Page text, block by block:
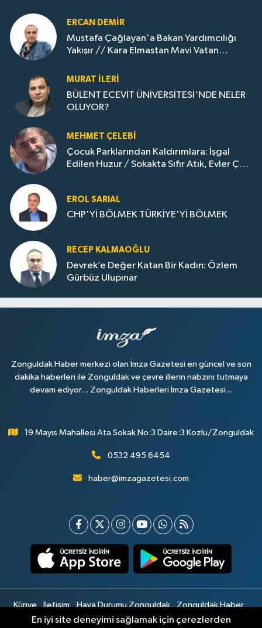
ERCAN DEMIR
Mustafa Çağlayan'a Bakan Yardımcılığı
Yakışır // ​Kara Elmastan Mavi Vatan
MURAT İLERI
BÜLENT ECEVİT ÜNİVERSİTESİ'NDE NELER
OLUYOR?
MEHMET ÇELEBI
Çocuk Parklarından Kaldırımlara: İşgal
Edilen Huzur / Sokakta Sıfır Atık, Evler Çöp
EROL SARIAL
CHP'Yİ BÖLMEK TÜRKİYE'Yİ BÖLMEK
RECEP KALMAOĞLU
Devrek’e Değer Katan Bir Kadın: Özlem
Gürbüz Ulupınar
Zonguldak Haber merkezi olan İmza Gazetesi en güncel ve son
dakika haberleri ile Zonguldak ve çevre illerin nabzını tutmaya
devam ediyor... Zonguldak Haberleri İmza Gazetesi...
19 Mayıs Mahallesi Ata Sokak No:3 Daire:3 Kozlu/Zonguldak
0532 495 6454
haber@imzagazetesi.com
Künye İletişim Hava Durumu Zonguldak
Zonguldak Haber
Gizlilik Sözleşmesi
Hizmet Şartları Sitemap
En iyi site deneyimi sağlamak için çerezlerden